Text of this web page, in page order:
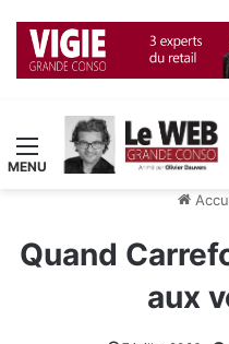
Menu
Quand
aux